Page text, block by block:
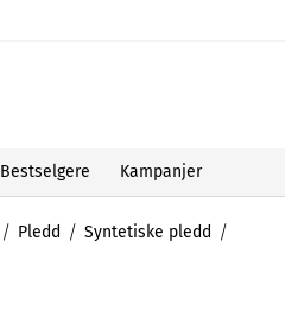
Bestselgere Kampanjer
Pledd Syntetiske pledd